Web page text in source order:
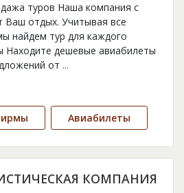
туров Наша компания с
Ваш отдых. Учитывая все
найдем тур для каждого
Находите дешевые авиабилеты
от ...
Авиабилеты
КОМПАНИЯ